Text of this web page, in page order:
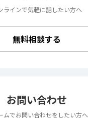
ラインで気軽に話したい方へ
無料相談する
お問い合わせ
ムでお問い合わせをしたい方へ